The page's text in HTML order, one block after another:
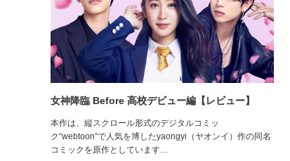
女神降臨 Before 高校デビュー編【レビュー】
本作は、縦スクロール形式のデジタルコミッ
ク“webtoon”で人気を博したyaongyi（ヤオンイ）作の同名
コミックを原作としています…